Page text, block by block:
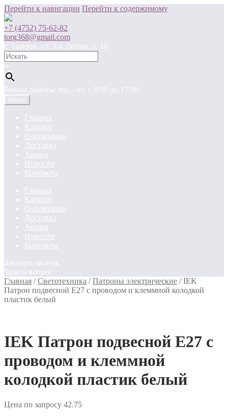
Перейти к навигации Перейти к содержимому
+7 (4752) 75-62-82
torg368@gmail.com
г. Тамбов, ул. 3-я Линия, д. 18
×
Режим работы: пн. - пт. c 9:00 до 17:00
Меню
Главная
Каталог
О компании
Доставка
Акции
Новости
Контакты
Главная
Каталог
О компании
Доставка
Акции
Новости
Контакты
Заказать звонок
Задать вопрос
Главная /Светотехника /Патроны электрические /IEK
Патрон подвесной Е27 с проводом и клеммной колодкой
пластик белый
IEK Патрон подвесной Е27 с
проводом и клеммной
колодкой пластик белый
Цена по запросу 42.75